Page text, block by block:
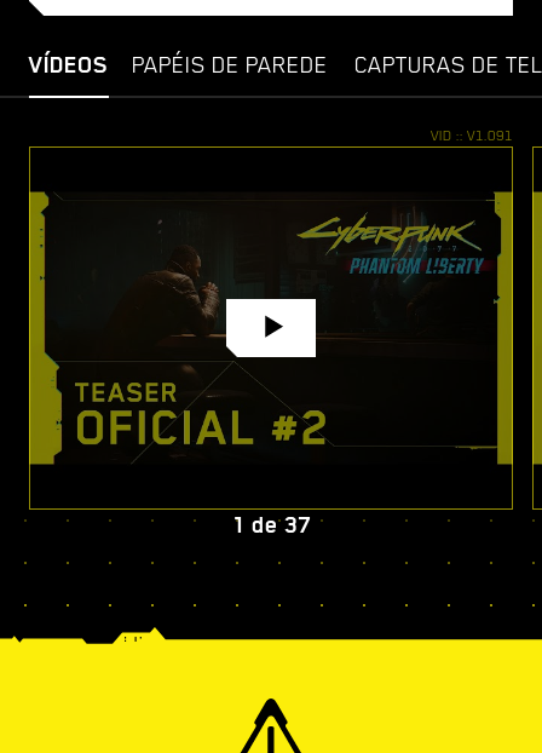
VÍDEOS PAPÉIS DE PAREDE CAPTURAS DE
1 de37